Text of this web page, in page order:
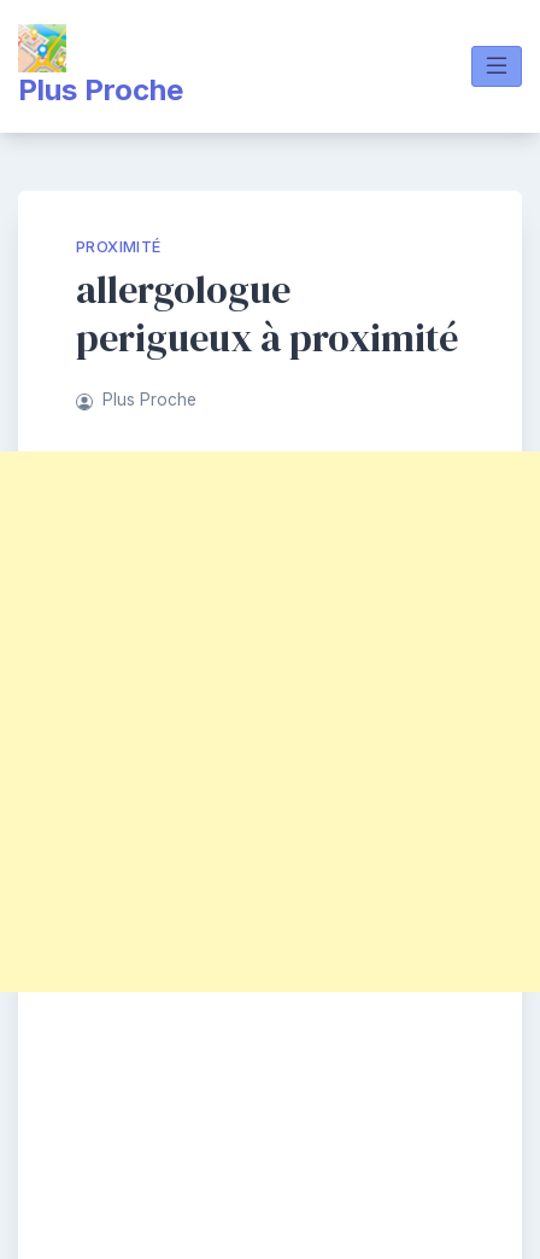
content
Plus Proche
PROXIMITÉ
allergologue
perigueux à proximité
Plus Proche